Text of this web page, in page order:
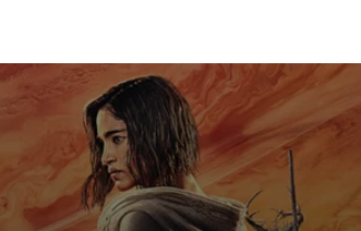
EQUIPO DE BBK
TÉRMINOS Y